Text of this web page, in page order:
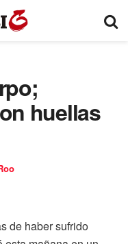
huellas
de haber sufrido